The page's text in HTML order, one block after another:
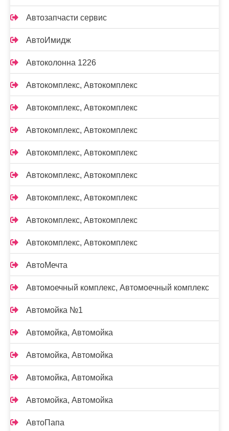
Автозапчасти сервис
АвтоИмидж
Автоколонна 1226
Автокомплекс, Автокомплекс
Автокомплекс, Автокомплекс
Автокомплекс, Автокомплекс
Автокомплекс, Автокомплекс
Автокомплекс, Автокомплекс
Автокомплекс, Автокомплекс
Автокомплекс, Автокомплекс
Автокомплекс, Автокомплекс
АвтоМечта
Автомоечный комплекс, Автомоечный комплекс
Автомойка №1
Автомойка, Автомойка
Автомойка, Автомойка
Автомойка, Автомойка
Автомойка, Автомойка
АвтоПапа